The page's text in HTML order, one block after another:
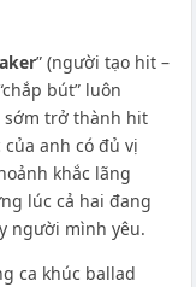
” (người tạo hit –
bút” luôn
trở thành hit
anh có đủ vị
khắc lãng
lúc cả hai đang
người mình yêu.
ca khúc ballad